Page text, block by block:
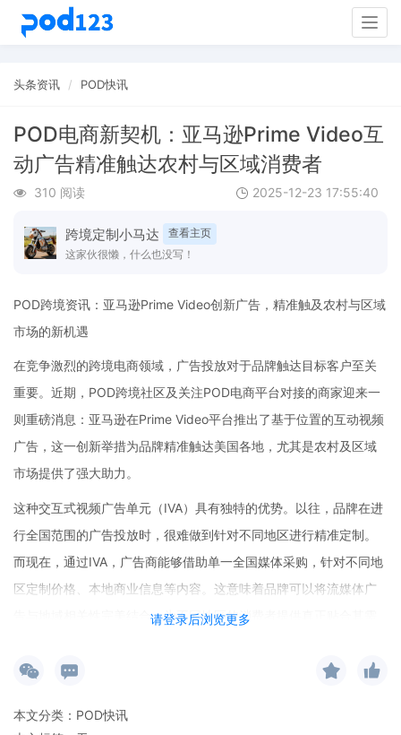
头条资讯 POD快讯
POD电商新契机：亚马逊Prime Video互
动广告精准触达农村与区域消费者
310 阅读 2025-12-23 17:55:40
跨境定制小马达
查看主页
这家伙很懒，什么也没写！
请登录后浏览更多
POD跨境资讯：亚马逊Prime Video创新广告，精准触及农村与区域
市场的新机遇
在竞争激烈的跨境电商领域，广告投放对于品牌触达目标客户至关
重要。近期，POD跨境社区及关注POD电商平台对接的商家迎来一
则重磅消息：亚马逊在Prime Video平台推出了基于位置的互动视频
广告，这一创新举措为品牌精准触达美国各地，尤其是农村及区域
市场提供了强大助力。
这种交互式视频广告单元（IVA）具有独特的优势。以往，品牌在进
行全国范围的广告投放时，很难做到针对不同地区进行精准定制。
而现在，通过IVA，广告商能够借助单一全国媒体采购，针对不同地
区定制价格、本地商业信息等内容。这意味着品牌可以将流媒体广
告与地域相关性完美结合，为不同地区的消费者提供真正贴合其需
汽车经销商、金融机构等作为早期测试者，已经率先体验到了IVA带
机”等互动功能。这不仅增强了广告与消费者之间的互动性，更重要
本文分类： POD快讯